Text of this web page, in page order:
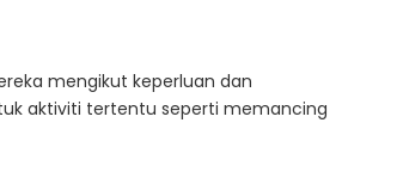
mengikut keperluan dan
aktiviti tertentu seperti memancing